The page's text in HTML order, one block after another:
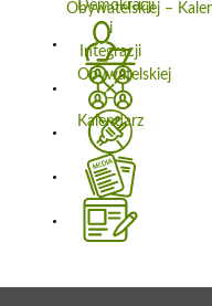
Obywatelskiej –